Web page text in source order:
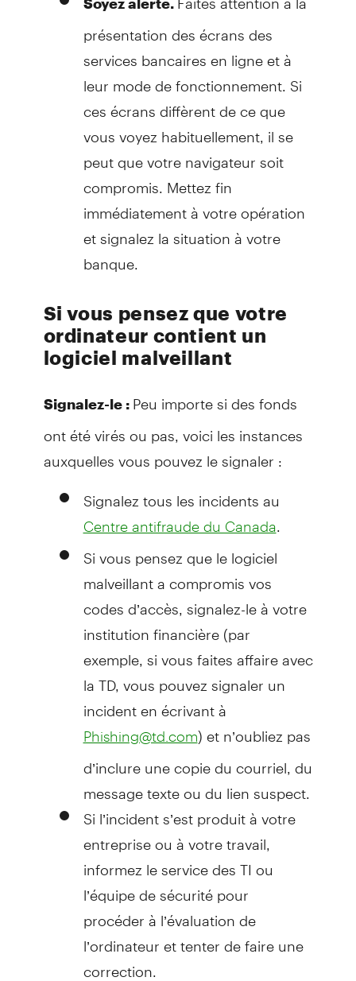
présentation des écrans des
services bancaires en ligne et à
leur mode de fonctionnement. Si
ces écrans diffèrent de ce que
vous voyez habituellement, il se
peut que votre navigateur soit
compromis. Mettez fin
immédiatement à votre opération
et signalez la situation à votre
banque.
Si vous pensez que votre
ordinateur contient un
logiciel malveillant
Signalez-le : Peu importe si des fonds
ont été virés ou pas, voici les instances
auxquelles vous pouvez le signaler :
Signalez tous les incidents au
Centre antifraude du Canada
Si vous pensez que le logiciel
malveillant a compromis vos
codes d’accès, signalez-le à votre
institution financière (par
exemple, si vous faites affaire avec
la TD, vous pouvez signaler un
incident en écrivant à
Phishing@td.com) et n’oubliez pas
d’inclure une copie du courriel, du
message texte ou du lien suspect.
Si l’incident s’est produit à votre
entreprise ou à votre travail,
informez le service des TI ou
l’équipe de sécurité pour
procéder à l’évaluation de
l’ordinateur et tenter de faire une
correction.